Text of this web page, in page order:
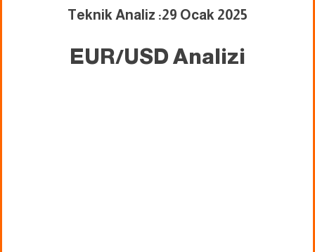
Teknik Analiz :29 Ocak 2025
EUR/USD Analizi